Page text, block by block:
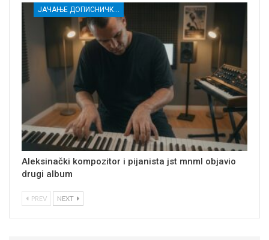
ЈАЧАЊЕ ДОПИСНИЧКЕ МРЕЖЕ НЕЗАВИСНИХ МЕДИЈА У РАСИНСКОМ ОКРУГУ
Aleksinački kompozitor i pijanista jst mnml objavio
drugi album
PREV NEXT